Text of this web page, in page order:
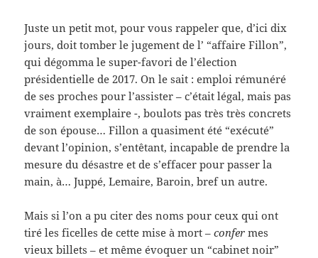
Juste un petit mot, pour vous rappeler que, d’ici dix
jours, doit tomber le jugement de l’ “affaire Fillon”,
qui dégomma le super-favori de l’élection
présidentielle de 2017. On le sait : emploi rémunéré
de ses proches pour l’assister – c’était légal, mais pas
vraiment exemplaire -, boulots pas très très concrets
de son épouse… Fillon a quasiment été “exécuté”
devant l’opinion, s’entêtant, incapable de prendre la
mesure du désastre et de s’effacer pour passer la
main, à… Juppé, Lemaire, Baroin, bref un autre.
Mais si l’on a pu citer des noms pour ceux qui ont
tiré les ficelles de cette mise à mort –confer mes
vieux billets – et même évoquer un “cabinet noir”